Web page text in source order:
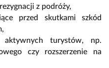
z podróży,
przed skutkami szkód
aktywnych turystów, np.
czy rozszerzenie na